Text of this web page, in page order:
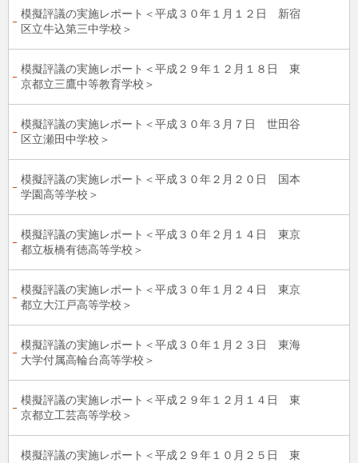
模擬評議の実施レポート＜平成３０年１月１２日 新宿
区立牛込第三中学校＞
模擬評議の実施レポート＜平成２９年１２月１８日 東
京都立三鷹中等教育学校＞
模擬評議の実施レポート＜平成３０年３月７日 世田谷
区立瀬田中学校＞
模擬評議の実施レポート＜平成３０年２月２０日 国本
学園高等学校＞
模擬評議の実施レポート＜平成３０年２月１４日 東京
都立板橋有徳高等学校＞
模擬評議の実施レポート＜平成３０年１月２４日 東京
都立大江戸高等学校＞
模擬評議の実施レポート＜平成３０年１月２３日 東海
大学付属高輪台高等学校＞
模擬評議の実施レポート＜平成２９年１２月１４日 東
京都立工芸高等学校＞
模擬評議の実施レポート＜平成２９年１０月２５日 東